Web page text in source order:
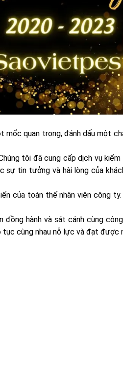
quan trọng, đánh dấu một
tôi đã cung cấp dịch vụ
sự tin tưởng và hài lòng của
của toàn thể nhân viên công
hành và sát cánh cùng
cùng nhau nỗ lực và đạt được